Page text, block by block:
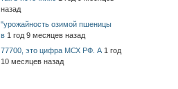
назад
"урожайность озимой пшеницы
в 1 год 9 месяцев назад
77700, это цифра МСХ РФ. А 1 год
10 месяцев назад